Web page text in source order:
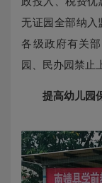
无证园全部纳入
各级政府有关
园、民办园禁止
提高幼儿园保